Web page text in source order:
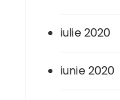
iulie 2020
iunie 2020